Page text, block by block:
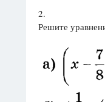
ФИПИ
Вузы
ответа
2.
Решите